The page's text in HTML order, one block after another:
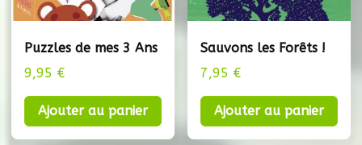
Puzzles de mes 3 Ans
9,95 €
Ajouter au panier
Sauvons les Forêts !
7,95 €
Ajouter au panier